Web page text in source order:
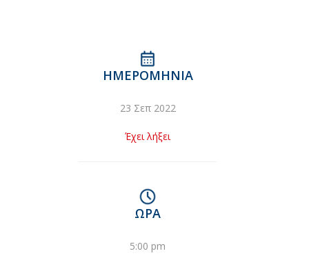
ΗΜΕΡΟΜΗΝΊΑ
23 Σεπ 2022
Έχει λήξει
ΏΡΑ
5:00 pm